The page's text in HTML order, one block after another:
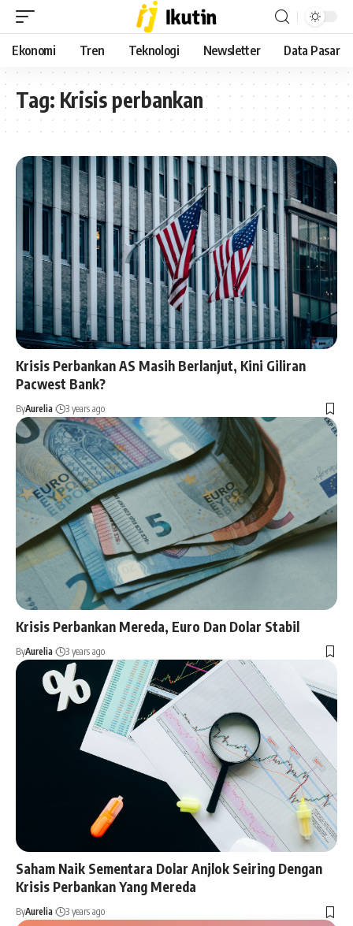
Ekonomi Tren Teknologi Newsletter Data Pasar
Tag: Krisis perbankan
Krisis Perbankan AS Masih Berlanjut, Kini Giliran
Pacwest Bank?
ByAurelia 3 years ago
Krisis Perbankan Mereda, Euro Dan Dolar Stabil
ByAurelia 3 years ago
Saham Naik Sementara Dolar Anjlok Seiring Dengan
Krisis Perbankan Yang Mereda
ByAurelia 3 years ago